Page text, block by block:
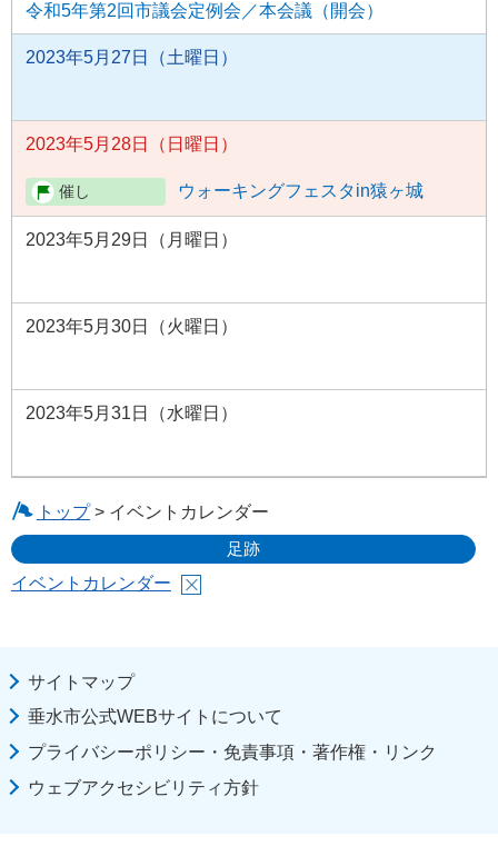
令和5年第2回市議会定例会／本会議（開会）
2023年5月27日（土曜日）
2023年5月28日（日曜日）
ウォーキングフェスタin猿ヶ城
2023年5月29日（月曜日）
2023年5月30日（火曜日）
2023年5月31日（水曜日）
トップ> イベントカレンダー
足跡
イベントカレンダー
サイトマップ
垂水市公式WEBサイトについて
プライバシーポリシー・免責事項・著作権・リンク
ウェブアクセシビリティ方針